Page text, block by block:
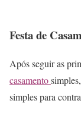
Festa de
Após seguir as
casamento
simples para